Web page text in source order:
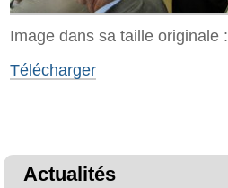
Image dans sa taille originale :
Télécharger
Actualités